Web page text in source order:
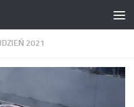
2021